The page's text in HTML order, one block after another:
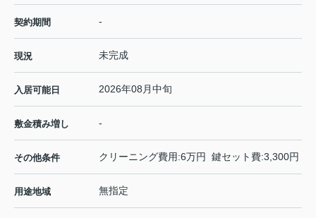
契約期間 -
現況 未完成
入居可能日 2026年08月中旬
敷金積み増し -
その他条件 クリーニング費用:6万円 鍵セット費:3,300円
用途地域 無指定